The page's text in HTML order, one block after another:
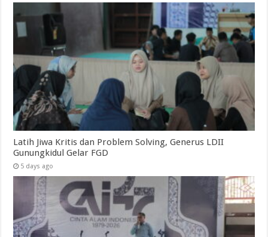
Latih Jiwa Kritis dan Problem Solving, Generus LDII
Gunungkidul Gelar FGD
5 days ago